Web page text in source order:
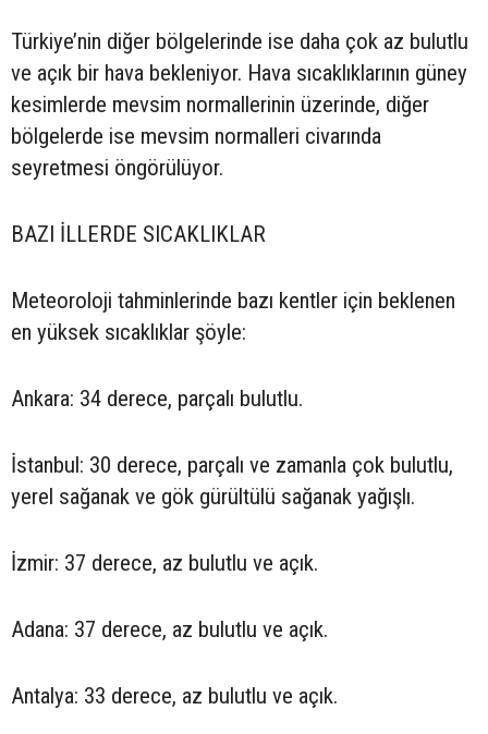
Türkiye’nin diğer bölgelerinde ise daha çok az bulutlu
ve açık bir hava bekleniyor. Hava sıcaklıklarının güney
kesimlerde mevsim normallerinin üzerinde, diğer
bölgelerde ise mevsim normalleri civarında
seyretmesi öngörülüyor.
BAZI İLLERDE SICAKLIKLAR
Meteoroloji tahminlerinde bazı kentler için beklenen
en yüksek sıcaklıklar şöyle:
Ankara: 34 derece, parçalı bulutlu.
İstanbul: 30 derece, parçalı ve zamanla çok bulutlu,
yerel sağanak ve gök gürültülü sağanak yağışlı.
İzmir: 37 derece, az bulutlu ve açık.
Adana: 37 derece, az bulutlu ve açık.
Antalya: 33 derece, az bulutlu ve açık.